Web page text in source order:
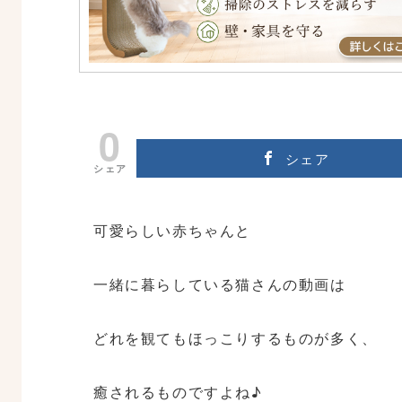
0
シェア
シェア
可愛らしい赤ちゃんと
一緒に暮らしている猫さんの動画は
どれを観てもほっこりするものが多く、
癒されるものですよね♪